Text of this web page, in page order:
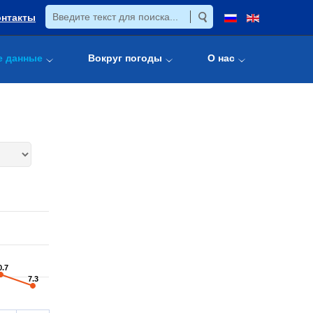
данные Вокруг погоды О нас
7.3
7.3